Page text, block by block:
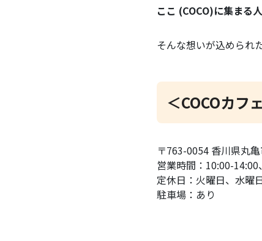
ここ (COCO)に集まる
そんな想いが込められ
＜COCOカフ
〒763-0054 香川県丸
営業時間：10:00-
定休日：火曜日、水曜
駐車場：あり